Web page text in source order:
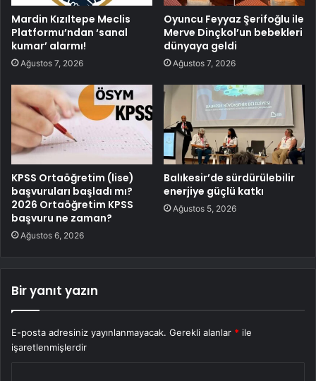
Mardin Kızıltepe Meclis
Platformu’ndan ‘sanal
kumar’ alarmı!
Ağustos 7, 2026
Oyuncu Feyyaz Şerifoğlu ile
Merve Dinçkol’un bebekleri
dünyaya geldi
Ağustos 7, 2026
KPSS Ortaöğretim (lise)
başvuruları başladı mı?
2026 Ortaöğretim KPSS
başvuru ne zaman?
Ağustos 6, 2026
Balıkesir’de sürdürülebilir
enerjiye güçlü katkı
Ağustos 5, 2026
Bir yanıt yazın
E-posta adresiniz yayınlanmayacak. Gerekli alanlar * ile
işaretlenmişlerdir